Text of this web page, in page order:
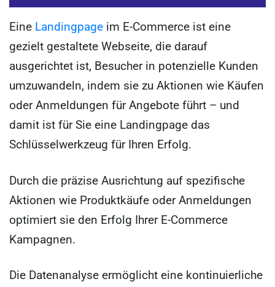
Eine Landingpage im E-Commerce ist eine
gezielt gestaltete Webseite, die darauf
ausgerichtet ist, Besucher in potenzielle Kunden
umzuwandeln, indem sie zu Aktionen wie Käufen
oder Anmeldungen für Angebote führt – und
damit ist für Sie eine Landingpage das
Schlüsselwerkzeug für Ihren Erfolg.
Durch die präzise Ausrichtung auf spezifische
Aktionen wie Produktkäufe oder Anmeldungen
optimiert sie den Erfolg Ihrer E-Commerce
Kampagnen.
Die Datenanalyse ermöglicht eine kontinuierliche